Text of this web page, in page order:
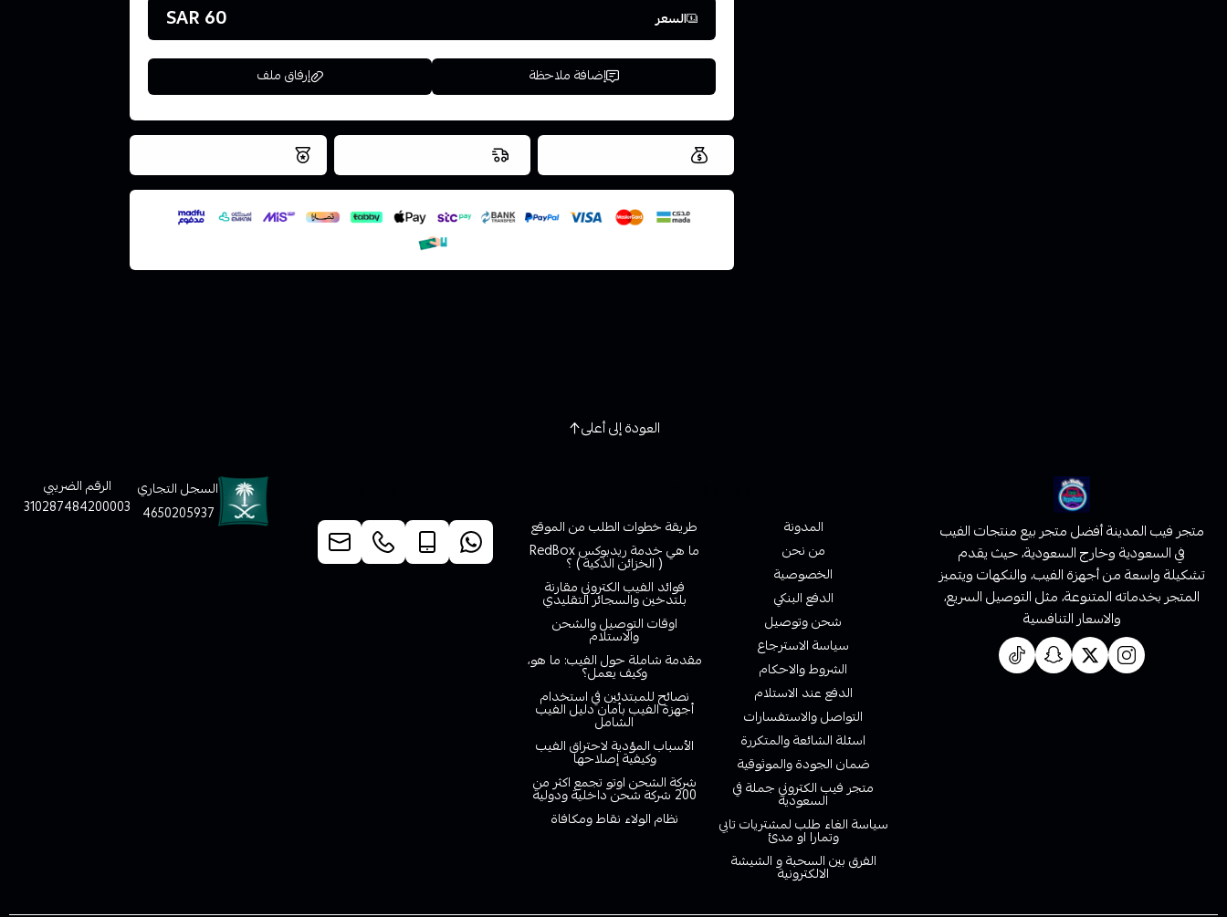
السعر 60 SAR
إضافة ملاحظة إرفاق ملف
اسحب و افلت الملف هنا
استعراض
العروض والشحن مجاني نتميز بلجودة والتخزين الامن
العودة إلى أعلى
متجر فيب المدينة أفضل متجر بيع منتجات الفيب
في السعودية وخارج السعودية، حيث يقدم
تشكيلة واسعة من أجهزة الفيب، والنكهات ويتميز
المتجر بخدماته المتنوعة، مثل التوصيل السريع،
والاسعار التنافسية
المدونة
من نحن
الخصوصية
الدفع البنكي
شحن وتوصيل
سياسة الاسترجاع
الشروط والاحكام
الدفع عند الاستلام
التواصل والاستفسارات
اسئلة الشائعة والمتكررة
ضمان الجودة والموثوقية
متجر فيب الكتروني جملة في
السعودية
سياسة الغاء طلب لمشتريات تابي
وتمارا او مدئ
الفرق بين السحبة و الشيشة
الالكترونية
طريقة خطوات الطلب من الموقع
ما هي خدمة ريدبوكس RedBox
( الخزائن الذكية ) ؟
فوائد الفيب الكتروني مقارنة
بلتدخين والسجائر التقليدي
اوقات التوصيل والشحن
والاستلام
مقدمة شاملة حول الفيب: ما هو،
وكيف يعمل؟
نصائح للمبتدئين في استخدام
أجهزة الفيب بأمان دليل الفيب
الشامل
الأسباب المؤدية لاحتراق الفيب
وكيفية إصلاحها
شركة الشحن اوتو تجمع اكثر من
200 شركة شحن داخلية ودولية
نظام الولاء نقاط ومكافاة
السجل التجاري
4650205937
الرقم الضريبي
310287484200003